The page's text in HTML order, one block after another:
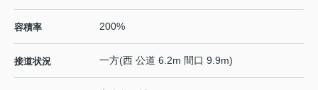
容積率 200%
接道状況 一方(西 公道 6.2m 間口 9.9m)